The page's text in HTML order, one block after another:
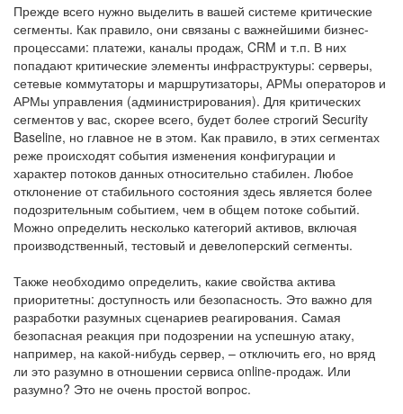
Прежде всего нужно выделить в вашей системе критические
сегменты. Как правило, они связаны с важнейшими бизнес-
процессами: платежи, каналы продаж, CRM и т.п. В них
попадают критические элементы инфраструктуры: серверы,
сетевые коммутаторы и маршрутизаторы, АРМы операторов и
АРМы управления (администрирования). Для критических
сегментов у вас, скорее всего, будет более строгий Security
Baseline, но главное не в этом. Как правило, в этих сегментах
реже происходят события изменения конфигурации и
характер потоков данных относительно стабилен. Любое
отклонение от стабильного состояния здесь является более
подозрительным событием, чем в общем потоке событий.
Можно определить несколько категорий активов, включая
производственный, тестовый и девелоперский сегменты.
Также необходимо определить, какие свойства актива
приоритетны: доступность или безопасность. Это важно для
разработки разумных сценариев реагирования. Самая
безопасная реакция при подозрении на успешную атаку,
например, на какой-нибудь сервер, – отключить его, но вряд
ли это разумно в отношении сервиса online-продаж. Или
разумно? Это не очень простой вопрос.